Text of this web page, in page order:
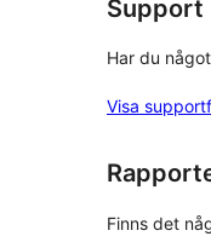
Support
Har du
Visa
Finns det